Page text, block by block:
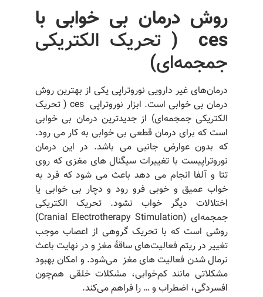
روش درمان بی خوابی با
ces
( تحریک الکتریکی
جمجمه‌ای)
درمان‌های غیر دارویی نوروتراپی یکی از بهترین روش
درمان بی خوابی است. ابزار نوروتراپی ces ( تحریک
الکتریکی جمجمه‌ای) از جدیدترین درمان بی خوابی
است که برای درمان قطعی بی خوابی به کار می رود.
که بدون عوارض جانبی می باشد. در این درمان
نوروتراپیست با تغییرات سیگنال های مغزی که روی
تتا و آلفا انجام می دهد باعث می شود که فرد به
خواب عمیق و خوبی فرو رود و دچار بی خوابی یا
اختلالات دیگر خواب نشود. تحریک الکتریکی
جمجمه‌ای (Cranial Electrotherapy Stimulation)
روشی است که با تحریک گروهی از اعصاب موجب
تغییر در ریتم فعالیت‌های ساقۀ مغز و در نهایت باعث
نرمال شدن فعالیت های مغز می‌شود. و امکان بهبود
مشکلاتی مانند کم‌خوابی، مشکلات خلقی هم‌چون
افسردگی، اضطراب و … را فراهم می‌کند.